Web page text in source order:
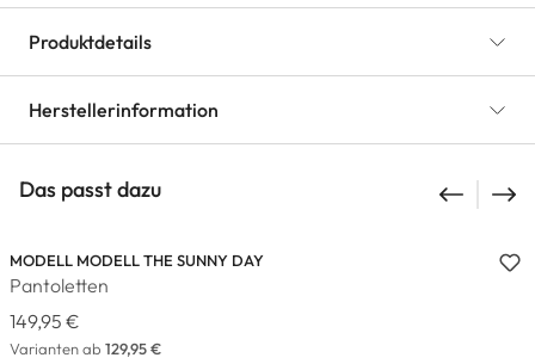
Produktdetails
Herstellerinformation
Das passt dazu
MODELL MODELL THE SUNNY DAY
Pantoletten
149,95 €
Varianten ab 129,95 €